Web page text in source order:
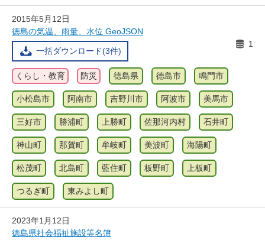
2015年5月12日
徳島の気温、雨量、水位 GeoJSON
一括ダウンロード(3件)
1
くらし・教育 防災 徳島県 徳島市 鳴門市
小松島市 阿南市 吉野川市 阿波市 美馬市
三好市 勝浦町 上勝町 佐那河内村 石井町
神山町 那賀町 牟岐町 美波町 海陽町
松茂町 北島町 藍住町 板野町 上板町
つるぎ町 東みよし町
2023年1月12日
徳島県社会福祉施設等名簿